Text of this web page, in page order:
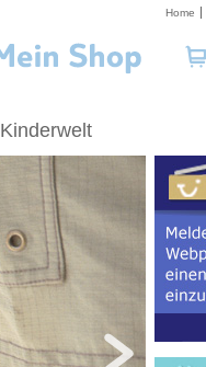
Home
Kinderwelt